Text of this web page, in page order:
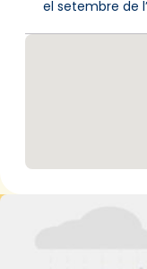
el setembre de